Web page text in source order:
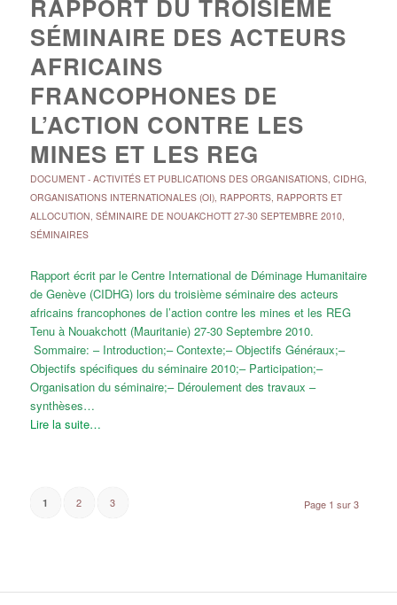
RAPPORT DU TROISIÈME
SÉMINAIRE DES ACTEURS
AFRICAINS
FRANCOPHONES DE
L’ACTION CONTRE LES
MINES ET LES REG
DOCUMENT- ACTIVITÉS ET PUBLICATIONS DES ORGANISATIONS, CIDHG,
ORGANISATIONS INTERNATIONALES (OI), RAPPORTS, RAPPORTS ET
ALLOCUTION, SÉMINAIRE DE NOUAKCHOTT 27-30 SEPTEMBRE 2010,
SÉMINAIRES
Rapport écrit par le Centre International de Déminage Humanitaire
de Genève (CIDHG) lors du troisième séminaire des acteurs
africains francophones de l’action contre les mines et les REG
Tenu à Nouakchott (Mauritanie) 27-30 Septembre 2010.
Sommaire: – Introduction;– Contexte;– Objectifs Généraux;–
Objectifs spécifiques du séminaire 2010;– Participation;–
Organisation du séminaire;– Déroulement des travaux –
synthèses…
Lire la suite…
Page 1 sur 3
1 2 3